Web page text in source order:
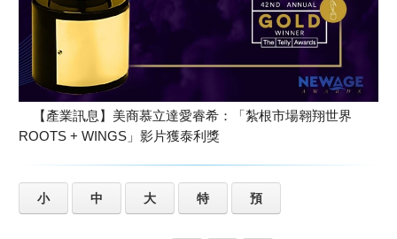
【產業訊息】美商慕立達愛睿希：「紮根市場翱翔世界
ROOTS + WINGS」影片獲泰利獎
小 中 大 特 預